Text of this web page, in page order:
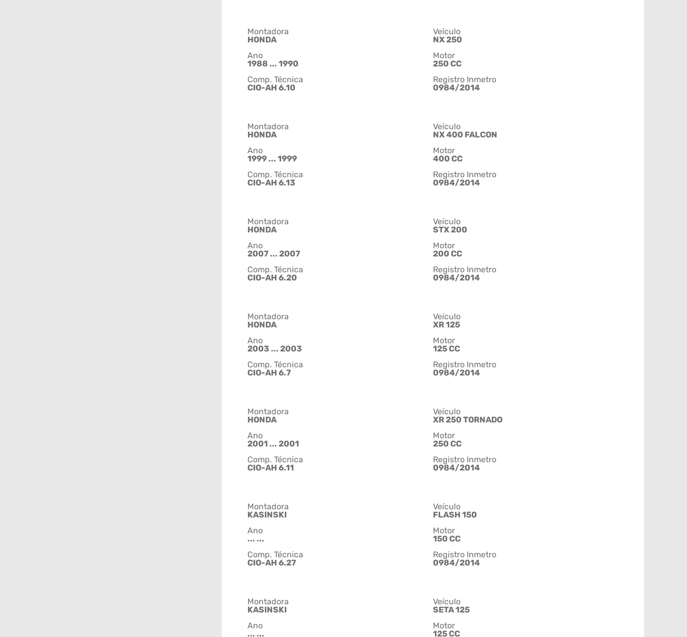
Montadora
HONDA
Veículo
NX 250
Ano
1988 ... 1990
Motor
250 CC
Comp. Técnica
CIO-AH 6.10
Registro Inmetro
0984/2014
Montadora
HONDA
Veículo
NX 400 FALCON
Ano
1999 ... 1999
Motor
400 CC
Comp. Técnica
CIO-AH 6.13
Registro Inmetro
0984/2014
Montadora
HONDA
Veículo
STX 200
Ano
2007 ... 2007
Motor
200 CC
Comp. Técnica
CIO-AH 6.20
Registro Inmetro
0984/2014
Montadora
HONDA
Veículo
XR 125
Ano
2003 ... 2003
Motor
125 CC
Comp. Técnica
CIO-AH 6.7
Registro Inmetro
0984/2014
Montadora
HONDA
Veículo
XR 250 TORNADO
Ano
2001 ... 2001
Motor
250 CC
Comp. Técnica
CIO-AH 6.11
Registro Inmetro
0984/2014
Montadora
KASINSKI
Veículo
FLASH 150
Ano
... ...
Motor
150 CC
Comp. Técnica
CIO-AH 6.27
Registro Inmetro
0984/2014
Montadora
KASINSKI
Veículo
SETA 125
Ano
... ...
Motor
125 CC